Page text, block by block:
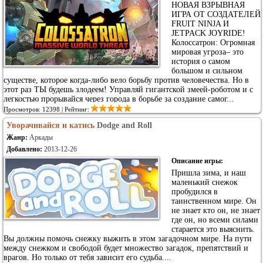
НОВАЯ ВЗРЫВНАЯ
ИГРА ОТ СОЗДАТЕЛЕЙ
FRUIT NINJA И
JETPACK JOYRIDE!
Колоссатрон: Огромная
мировая угроза– это
история о самом
большом и сильном
существе, которое когда-либо вело борьбу против человечества. Но в
этот раз ТЫ будешь злодеем! Управляй гигантской змеей-роботом и с
легкостью прорывайся через города в борьбе за создание самог...
Просмотров: 12398 | Рейтинг:
Уворачивайся и катись Dodge and Roll
Жанр: Аркады
Добавлено: 2013-12-26
Описание игры:
Пришла зима, и наш
маленький снежок
пробудился в
таинственном мире. Он
не знает кто он, не знает
где он, но всеми силами
старается это выяснить.
Вы должны помочь снежку выжить в этом загадочном мире. На пути
между снежком и свободой будет множество загадок, препятствий и
врагов. Но только от тебя зависит его судьба....